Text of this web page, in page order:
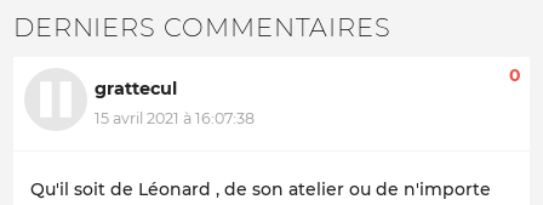
DERNIERS COMMENTAIRES
grattecul
15 avril 2021 à 16:07:38
0
Qu'il soit de Léonard , de son atelier ou de n'importe